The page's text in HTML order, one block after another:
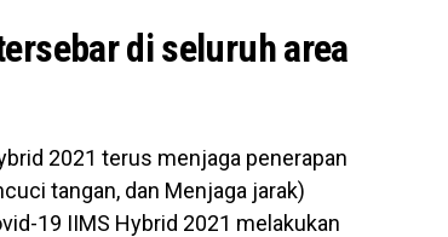
di seluruh area
2021 terus menjaga penerapan
tangan, dan Menjaga jarak)
19 IIMS Hybrid 2021 melakukan